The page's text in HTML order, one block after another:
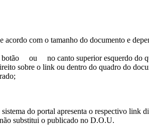
com o tamanho do documento e
botão
ou
no canto superior esquerdo do
sobre o link ou dentro do quadro do
do portal apresenta o respectivo
substitui o publicado no D.O.U.